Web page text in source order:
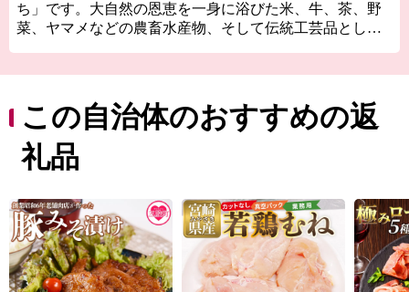
ち」です。大自然の恩恵を一身に浴びた米、牛、茶、野
菜、ヤマメなどの農畜水産物、そして伝統工芸品として
づいています。
ふるさと納税を通じて全国の皆さまとつながり、「三股
町を応援したい」という皆さまのお気持ちを「まちづく
り」に活かしたいと思います。
この自治体のおすすめの返
礼品